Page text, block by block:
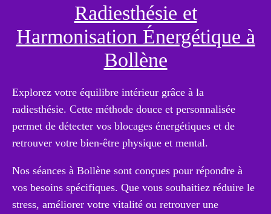
Radiesthésie et
Harmonisation Énergétique à
Bollène
Explorez votre équilibre intérieur grâce à la
radiesthésie. Cette méthode douce et personnalisée
permet de détecter vos blocages énergétiques et de
retrouver votre bien-être physique et mental.
Nos séances à Bollène sont conçues pour répondre à
vos besoins spécifiques. Que vous souhaitiez réduire le
stress, améliorer votre vitalité ou retrouver une